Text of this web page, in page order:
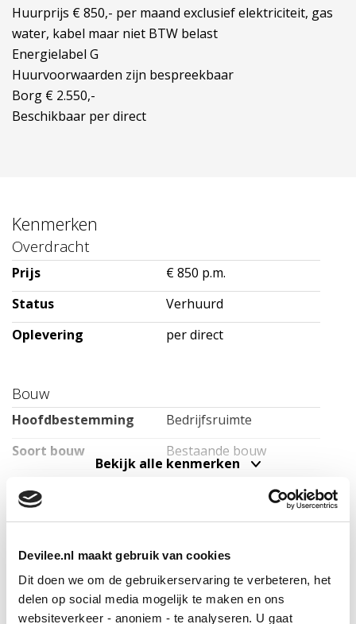
Devilee.nl maakt gebruik van cookies
Dit doen we om de gebruikerservaring te verbeteren, het
delen op social media mogelijk te maken en ons
websiteverkeer - anoniem - te analyseren. U gaat
Huurprijs € 850,- per maand exclusief elektriciteit, gas
water, kabel maar niet BTW belast
Energielabel G
Huurvoorwaarden zijn bespreekbaar
Borg € 2.550,-
Beschikbaar per direct
Kenmerken
Overdracht
Prijs
€ 850 p.m.
Status
Verhuurd
Oplevering
per direct
Bouw
Hoofdbestemming
Bedrijfsruimte
Soort bouw
Bestaande bouw
Onderhoud binnen
Oppervlakten
Bekijk alle kenmerken
Locatie